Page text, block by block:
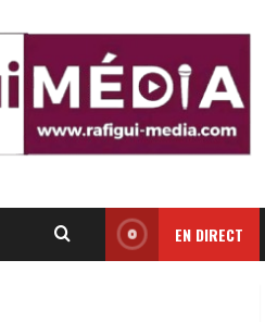
EN DIRECT